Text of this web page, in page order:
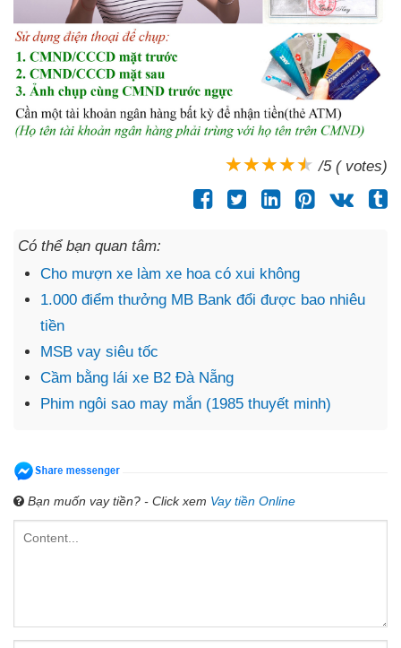
/5 ( votes)
Có thể bạn quan tâm:
Cho mượn xe làm xe hoa có xui không
1.000 điểm thưởng MB Bank đổi được bao nhiêu
tiền
MSB vay siêu tốc
Cầm bằng lái xe B2 Đà Nẵng
Phim ngôi sao may mắn (1985 thuyết minh)
Bạn muốn vay tiền? - Click xem Vay tiền Online